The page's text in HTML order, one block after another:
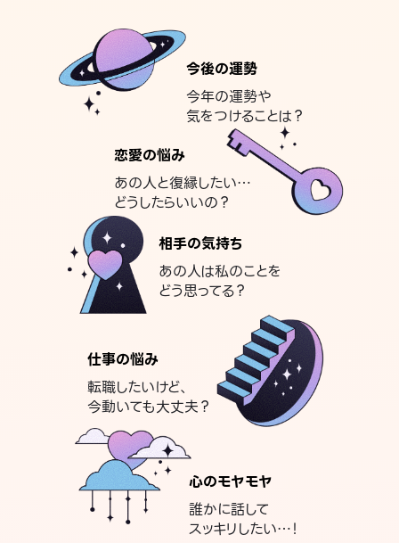
今後の運勢
今年の運勢や
気をつけることは？
恋愛の悩み
あの人と復縁したい…
どうしたらいいの？
相手の気持ち
あの人は私のことを
どう思ってる？
仕事の悩み
転職したいけど、
今動いても大丈夫？
心のモヤモヤ
誰かに話して
スッキリしたい…！